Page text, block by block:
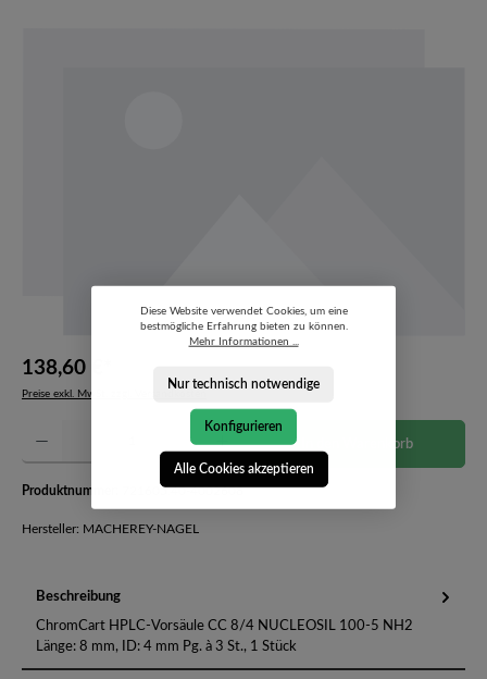
138,60 €*
Preise exkl. MwSt. zzgl. Versandkosten
Produkt Anzahl: Gib den gewünschten Wert ein oder benutze die Schaltflächen um die
In den Warenkorb
Produktnummer: 721605.40-4002608
Hersteller: MACHEREY-NAGEL
Beschreibung
ChromCart HPLC-Vorsäule CC 8/4 NUCLEOSIL 100-5 NH2
Länge: 8 mm, ID: 4 mm Pg. à 3 St., 1 Stück
Diese Website verwendet Cookies, um eine
bestmögliche Erfahrung bieten zu können.
Mehr Informationen ...
Nur technisch notwendige
Konfigurieren
Alle Cookies akzeptieren